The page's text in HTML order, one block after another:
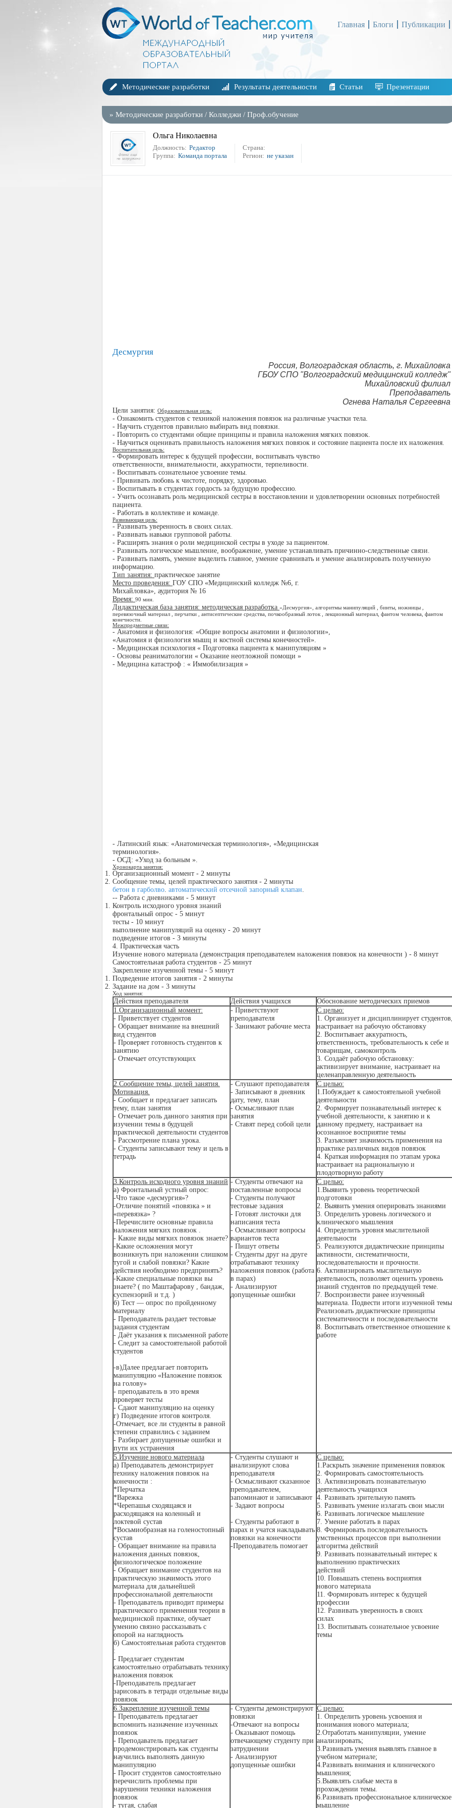
Главная Блоги Публикации
Методические разработки Результаты деятельности Статьи Презентации
» Методические разработки / Колледжи / Проф.обучение
Ольга Николаевна
Должность: Редактор
Группа: Команда портала
Страна:
Регион: не указан
Десмургия
Россия, Волгоградская область, г. Михайловка
ГБОУ СПО "Волгоградский медицинский колледж"
Михайловский филиал
Преподаватель
Огнева Наталья Сергеевна
Цели занятия: Образовательная цель:
- Ознакомить студентов с техникой наложения повязок на различные участки тела.
- Научить студентов правильно выбирать вид повязки.
- Повторить со студентами общие принципы и правила наложения мягких повязок.
- Научиться оценивать правильность наложения мягких повязок и состояние пациента после их наложения.
Воспитательная цель:
- Формировать интерес к будущей профессии, воспитывать чувство
ответственности, внимательности, аккуратности, терпеливости.
- Воспитывать сознательное усвоение темы.
- Прививать любовь к чистоте, порядку, здоровью.
- Воспитывать в студентах гордость за будущую профессию.
- Учить осознавать роль медицинской сестры в восстановлении и удовлетворении основных потребностей
пациента.
- Работать в коллективе и команде.
Развивающая цель:
- Развивать уверенность в своих силах.
- Развивать навыки групповой работы.
- Расширять знания о роли медицинской сестры в уходе за пациентом.
- Развивать логическое мышление, воображение, умение устанавливать причинно-следственные связи.
- Развивать память, умение выделить главное, умение сравнивать и умение анализировать полученную
информацию.
Тип занятия: практическое занятие
Место проведения: ГОУ СПО «Медицинский колледж №6, г.
Михайловка», аудитория № 16
Время: 90 мин.
Дидактическая база занятия: методическая разработка «Десмургия», алгоритмы манипуляций , бинты, ножницы ,
перевязочный материал , перчатки , антисептические средства, почкообразный лоток , лекционный материал, фантом человека, фантом
конечности.
Межпредметные связи:
- Анатомия и физиология: «Общие вопросы анатомии и физиологии»,
«Анатомия и физиология мышц и костной системы конечностей».
- Медицинская психология « Подготовка пациента к манипуляциям »
- Основы реаниматологии « Оказание неотложной помощи »
- Медицина катастроф : « Иммобилизация »
- Латинский язык: «Анатомическая терминология», «Медицинская
терминология».
- ОСД: «Уход за больным ».
Хронокарта занятия:
Организационный момент - 2 минуты
Сообщение темы, целей практического занятия - 2 минуты
бетон в гарболво. автоматический отсечной запорный клапан.
-- Работа с дневниками - 5 минут
Контроль исходного уровня знаний
фронтальный опрос - 5 минут
тесты - 10 минут
выполнение манипуляций на оценку - 20 минут
подведение итогов - 3 минуты
4. Практическая часть
Изучение нового материала (демонстрация преподавателем наложения повязок на конечности ) - 8 минут
Самостоятельная работа студентов - 25 минут
Закрепление изученной темы - 5 минут
Подведение итогов занятия - 2 минуты
Задание на дом - 3 минуты
Ход занятия:
Действия преподавателя Действия учащихся
Обоснование методических приемов
1.Организационный момент:
- Приветствует студентов
- Обращает внимание на внешний
вид студентов
- Проверяет готовность студентов к
занятию
- Отмечает отсутствующих
- Приветствуют
преподавателя
- Занимают рабочие места
С целью:
1. Организует и дисциплинирует
настраивает на рабочую обстановку
2. Воспитывает аккуратность,
ответственность, требовательность к себе и
товарищам, самоконтроль
3. Создаёт рабочую обстановку:
активизирует внимание, настраивает на
целенаправленную деятельность
2.Сообщение темы, целей занятия.
Мотивация.
- Сообщает и предлагает записать
тему, план занятия
- Отмечает роль данного занятия при
изучении темы в будущей
практической деятельности студентов
- Рассмотрение плана урока.
- Студенты записывают тему и цель в
тетрадь
- Слушают преподавателя
- Записывают в дневник
дату, тему, план
- Осмысливают план
занятия
- Ставят перед собой цели
С целью:
1.Побуждает к самостоятельной учебной
деятельности
2. Формирует познавательный интерес к
учебной деятельности, к занятию и к
данному предмету, настраивает на
осознанное восприятие темы
3. Разъясняет значимость применения на
практике различных видов повязок
4. Краткая информация по этапам урока
настраивает на рациональную и
плодотворную работу
3.Контроль исходного уровня знаний
а) Фронтальный устный опрос:
-Что такое «десмургия»?
-Отличие понятий «повязка » и
«перевязка» ?
-Перечислите основные правила
наложения мягких повязок .
- Какие виды мягких повязок знаете?
-Какие осложнения могут
возникнуть при наложении слишком
тугой и слабой повязки? Какие
действия необходимо предпринять?
-Какие специальные повязки вы
знаете? ( по Маштафарову , бандаж,
суспензорий и т.д. )
б) Тест — опрос по пройденному
материалу
- Преподаватель раздает тестовые
задания студентам
- Даёт указания к письменной работе
- Следит за самостоятельной работой
студентов
-в)Далее предлагает повторить
манипуляцию «Наложение повязок
на голову»
- преподаватель в это время
проверяет тесты
- Сдают манипуляцию на оценку
г) Подведение итогов контроля.
-Отмечает, все ли студенты в равной
степени справились с заданием
- Разбирает допущенные ошибки и
пути их устранения
- Студенты отвечают на
поставленные вопросы
- Студенты получают
тестовые задания
- Готовят листочки для
написания теста
- Осмысливают вопросы
вариантов теста
- Пишут ответы
- Студенты друг на друге
отрабатывают технику
наложения повязок (работа
в парах)
- Анализируют
допущенные ошибки
С целью:
1.Выявить уровень теоретической
подготовки
2. Выявить умения оперировать знаниями
3. Определить уровень логического и
клинического мышления
4. Определить уровня мыслительной
деятельности
5. Реализуются дидактические принципы
активности, систематичности,
последовательности и прочности.
6. Активизировать мыслительную
деятельность, позволяет оценить уровень
знаний студентов по предыдущей теме.
7. Воспроизвести ранее изученный
материала. Подвести итоги изученной
Реализовать дидактические принципы
систематичности и последовательности
8. Воспитывать ответственное отношение к
работе
5.Изучение нового материала
а) Преподаватель демонстрирует
технику наложения повязок на
конечности :
*Перчатка
*Варежка
*Черепашья сходящаяся и
расходящаяся на коленный и
локтевой сустав
*Восьмиобразная на голеностопный
сустав
- Обращает внимание на правила
наложения данных повязок,
физиологическое положение
- Обращает внимание студентов на
практическую значимость этого
материала для дальнейшей
профессиональной деятельности
- Преподаватель приводит примеры
практического применения теории в
медицинской практике, обучает
умению связно рассказывать с
опорой на наглядность
б) Самостоятельная работа студентов
:
- Предлагает студентам
самостоятельно отрабатывать технику
наложения повязок
-Преподаватель предлагает
зарисовать в тетради отдельные виды
повязок
- Студенты слушают и
анализируют слова
преподавателя
- Осмысливают сказанное
преподавателем,
запоминают и записывают
- Задают вопросы
- Студенты работают в
парах и учатся накладывать
повязки на конечности
-Преподаватель помогает
С целью:
1.Раскрыть значение применения повязок
2. Формировать самостоятельность
3. Активизировать познавательную
деятельность учащихся
4. Развивать зрительную память
5. Развивать умение излагать свои мысли
6. Развивать логическое мышление
7. Умение работать в парах
8. Формировать последовательность
умственных процессов при выполнении
алгоритма действий
9. Развивать познавательный интерес к
выполнению практических
действий
10. Повышать степень восприятия
нового материала
11. Формировать интерес к будущей
профессии
12. Развивать уверенность в своих
силах
13. Воспитывать сознательное усвоение
темы
6.Закрепление изученной темы
- Преподаватель предлагает
вспомнить назначение изученных
повязок
- Преподаватель предлагает
продемонстрировать как студенты
научились выполнять данную
манипуляцию
- Просит студентов самостоятельно
перечислить проблемы при
нарушении техники наложения
повязок
- тугая, слабая
- Студенты демонстрируют
повязки
-Отвечают на вопросы
- Оказывают помощь
отвечающему студенту при
затруднении
- Анализируют
допущенные ошибки
С целью:
1. Определить уровень усвоения и
понимания нового материала;
2.Отработать манипуляции, умение
анализировать;
3.Развивать умения выявлять главное в
учебном материале;
4.Развивать внимания и клинического
мышления;
5.Выявлять слабые места в
прохождении темы.
6.Развивать профессиональное клиническое
мышление